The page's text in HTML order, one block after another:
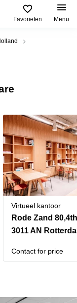
Favorieten Menu
Virtueel kantoor
Rode Zand
3011 AN
Contact for price